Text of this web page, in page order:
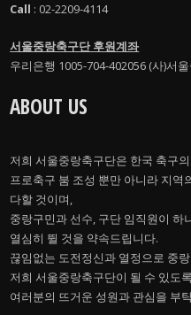
Call : 02-2209-4114
서울중랑축구단 후원계좌
우리은행 1005-704-402056 (사)서
ABOUT US
저희 서울중랑축구단은 한국 축구
프로축구 붐 조성 뿐만 아니라 지역
다할 것이며,
중랑구민과 선수, 구단 임직원이 하
열심히 뛸 것을 약속드립니다.
끊임없는 도전정신과 열정으로 중
저희 서울중랑축구단이 될 수 있도록
여러분의 뜨거운 성원과 관심을 부